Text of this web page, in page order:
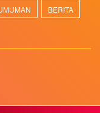
BERITA